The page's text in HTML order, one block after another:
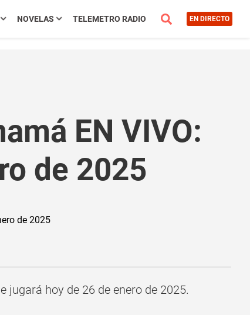
NOVELAS TELEMETRO RADIO EN DIRECTO
EN VIVO:
de 2025
jugará hoy de 26 de enero de 2025.